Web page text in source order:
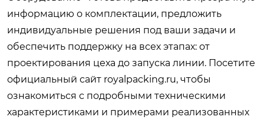
информацию о комплектации, предложить
индивидуальные решения под ваши задачи и
обеспечить поддержку на всех этапах: от
проектирования цеха до запуска линии. Посетите
официальный сайт royalpacking.ru, чтобы
ознакомиться с подробными техническими
характеристиками и примерами реализованных